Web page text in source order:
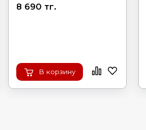
8 690 тг.
В корзину